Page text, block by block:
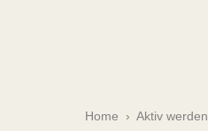
Home › Aktiv werden